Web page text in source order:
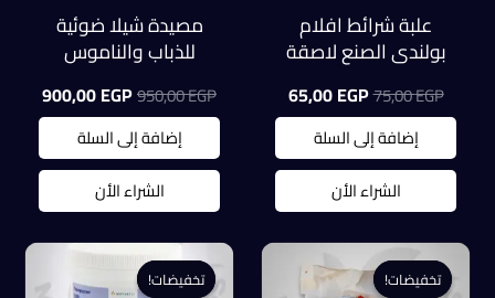
علبة شرائط افلام
بولندى الصنع لاصقة
75,00EGP السعر
الأصلي
هو:
75,00 EGP.
65,00EGP السعر
الحالي
65,00 EGP.
إضافة إلى السلة
الشراء الأن
مصيدة شيلا ضوئية
للذباب والناموس
مستورده950,00EGP السعر
الأصلي
هو:
950,00 EGP.
900,00EGP
EGP.
إضافة إلى السلة
الشراء الأن
تخفيضات!
تخفيضات! تخفيضات!
تخفيضات!